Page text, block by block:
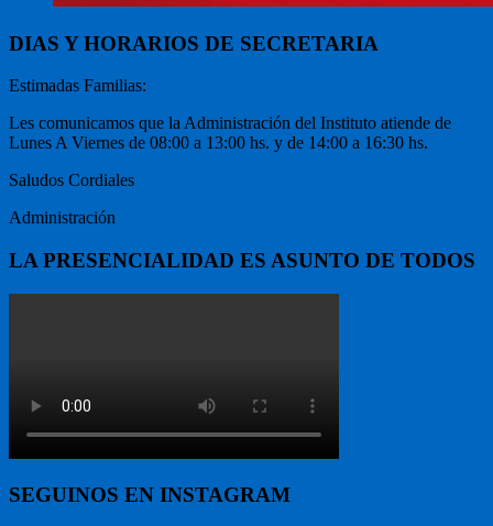
DIAS Y HORARIOS DE SECRETARIA
Estimadas Familias:
Les comunicamos que la Administración del Instituto atiende de
Lunes A Viernes de 08:00 a 13:00 hs. y de 14:00 a 16:30 hs.
Saludos Cordiales
Administración
LA PRESENCIALIDAD ES ASUNTO DE TODOS
SEGUINOS EN INSTAGRAM